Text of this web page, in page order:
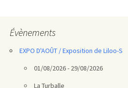
Évènements
EXPO D'AOÛT / Exposition de Liloo-S
01/08/2026 - 29/08/2026
La Turballe